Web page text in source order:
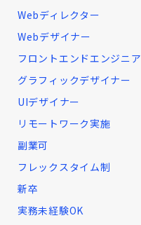
Webディレクター
Webデザイナー
フロントエンドエンジニア
グラフィックデザイナー
UIデザイナー
リモートワーク実施
副業可
フレックスタイム制
新卒
実務未経験OK